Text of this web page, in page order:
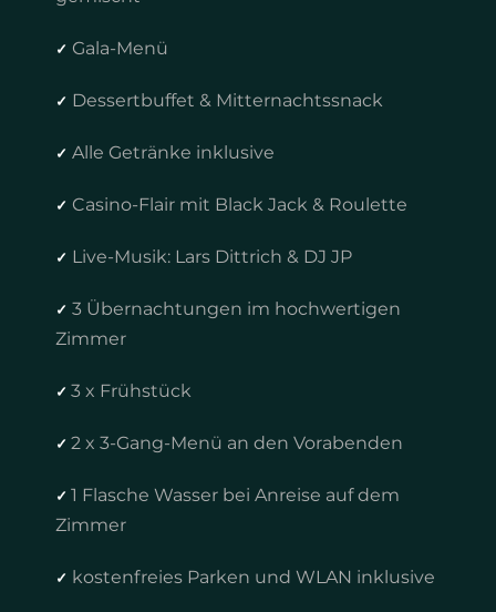
✓ Gala-Menü
✓ Dessertbuffet & Mitternachtssnack
✓ Alle Getränke inklusive
✓ Casino-Flair mit Black Jack & Roulette
✓ Live-Musik: Lars Dittrich & DJ JP
✓ 3 Übernachtungen im hochwertigen
Zimmer
✓ 3 x Frühstück
✓ 2 x 3-Gang-Menü an den Vorabenden
✓ 1 Flasche Wasser bei Anreise auf dem
Zimmer
✓ kostenfreies Parken und WLAN inklusive